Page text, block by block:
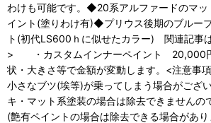
わけも可能です。◆20系アルファードのマッ
イント(塗りわけ有)◆プリウス後期のブルー
ト(初代LS600ｈに似せたカラー) 関連記事
> ・カスタムインナーペイント 20,000
状・大きさ等で金額が変動します。<注意
小さなブツ(埃等)が乗ってしまう場合がござ
キ・マット系塗装の場合は除去できませんの
(艶有ペイントの場合は除去できる場合があ